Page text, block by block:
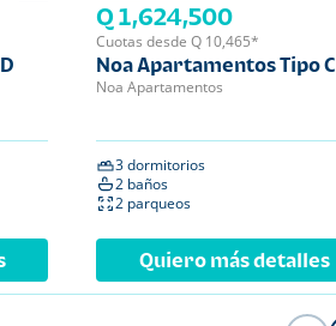
Q 1,624,500
Cuotas desde Q 10,465*
Noa Apartamentos Tipo C
Noa Apartamentos
3 dormitorios
2 baños
2 parqueos
Quiero más detalles